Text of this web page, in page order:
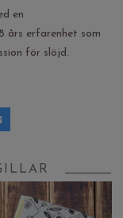
en
års erfarenhet som
för slöjd.